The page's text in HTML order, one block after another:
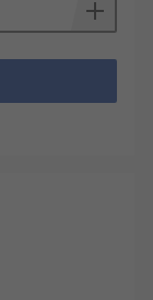
เพื่อ
าที่เป็น
านที่
ด, QR
อง